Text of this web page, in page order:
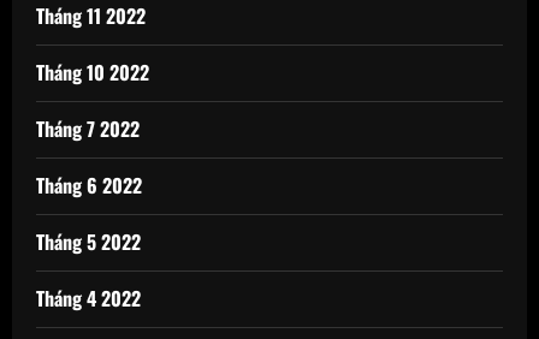
Tháng 11 2022
Tháng 10 2022
Tháng 7 2022
Tháng 6 2022
Tháng 5 2022
Tháng 4 2022